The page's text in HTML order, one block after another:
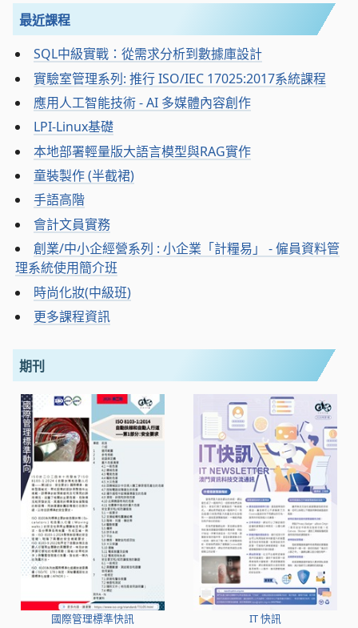
最近課程
SQL中級實戰：從需求分析到數據庫設計
實驗室管理系列: 推行 ISO/IEC 17025:2017系統課程
應用人工智能技術 - AI 多媒體內容創作
LPI-Linux基礎
本地部署輕量版大語言模型與RAG實作
童裝製作 (半截裙)
手語高階
會計文員實務
創業/中小企經營系列 : 小企業「計糧易」 - 僱員資料管
理系統使用簡介班
時尚化妝(中級班)
更多課程資訊
期刊
國際管理標準快訊 IT 快訊